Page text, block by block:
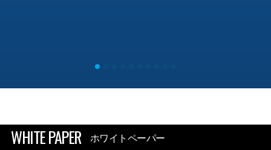
WHITE PAPER ホワイトペーパー